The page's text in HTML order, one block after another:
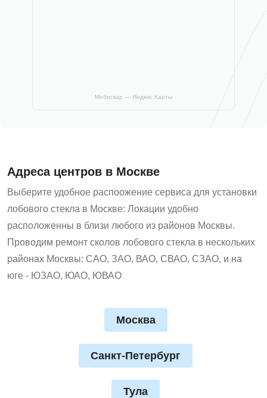
Мобискар — Яндекс.Карты
Адреса центров в Москве
Выберите удобное распоожение сервиса для установки
лобового стекла в Москве: Локации удобно
расположенны в близи любого из районов Москвы.
Проводим ремонт сколов лобового стекла в нескольких
районах Москвы: САО, ЗАО, ВАО, СВАО, СЗАО, и на
юге - ЮЗАО, ЮАО, ЮВАО
Москва
Санкт-Петербург
Тула